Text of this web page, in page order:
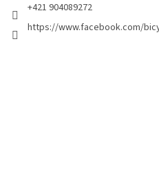
+421 904089272
https://www.facebook.com/